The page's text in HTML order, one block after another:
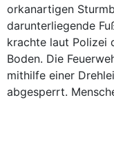
orkanartigen
darunterliegende
krachte laut Polizei
Boden. Die
mithilfe einer
abgesperrt.